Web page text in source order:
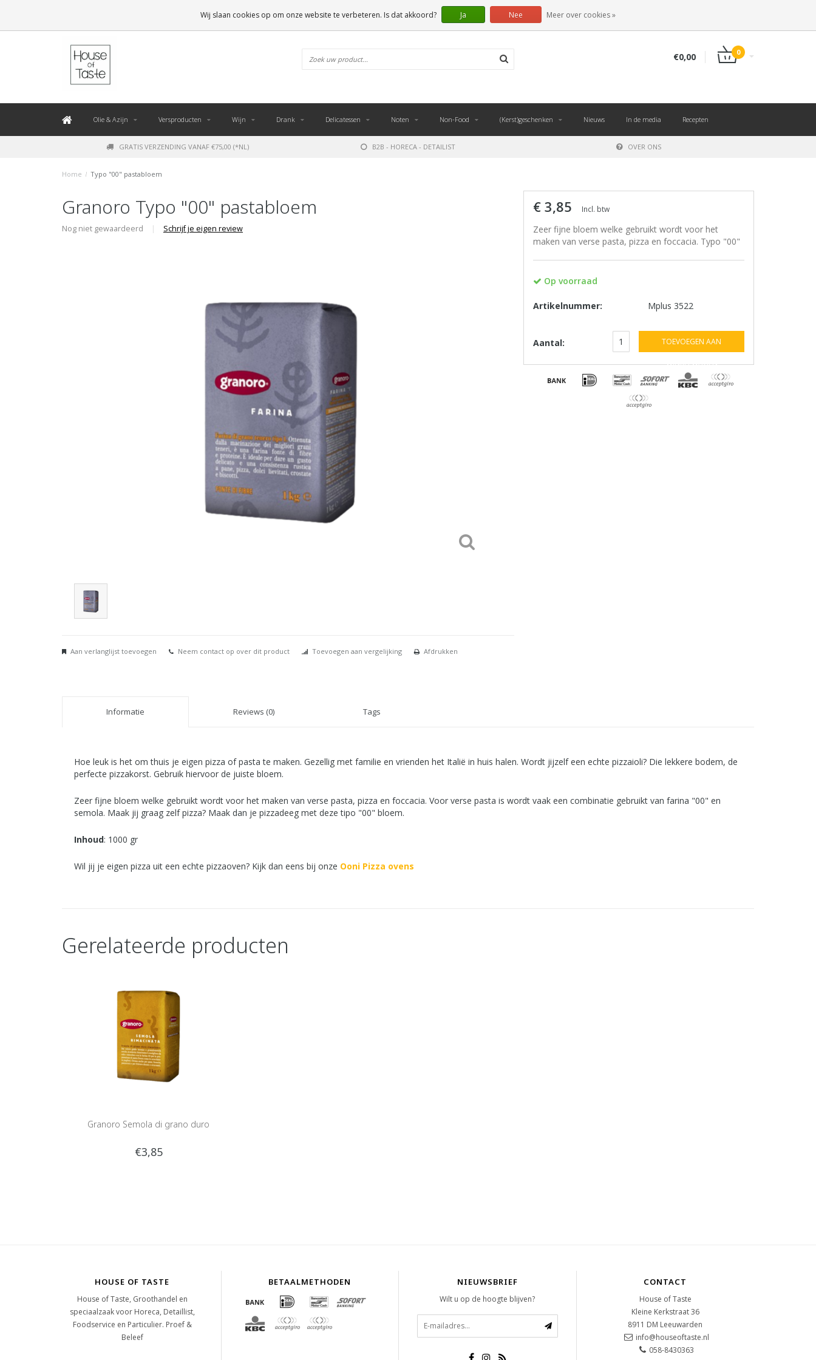
NL
€0,00 0
Olie & Azijn Versproducten Wijn Drank Delicatessen Noten Non-Food (Kerst)geschenken Nieuws In de media Recepten
GRATIS VERZENDING VANAF €75,00 (*NL) B2B - HORECA - DETAILIST OVER ONS
Home / Typo "00" pastabloem
Granoro Typo "00" pastabloem
Nog niet gewaardeerd | Schrijf je eigen review
Aan verlanglijst toevoegen Neem contact op over dit product Toevoegen aan vergelijking Afdrukken
€ 3,85 Incl. btw
Zeer fijne bloem welke gebruikt wordt voor het
maken van verse pasta, pizza en foccacia. Typo "00"
Op voorraad
Artikelnummer: Mplus 3522
Aantal: TOEVOEGEN AAN
WINKELWAGEN
Informatie Reviews (0) Tags
Hoe leuk is het om thuis je eigen pizza of pasta te maken. Gezellig met familie en vrienden het Italië in huis halen. Wordt jijzelf een echte pizzaioli? Die lekkere bodem, de
perfecte pizzakorst. Gebruik hiervoor de juiste bloem.
Zeer fijne bloem welke gebruikt wordt voor het maken van verse pasta, pizza en foccacia. Voor verse pasta is wordt vaak een combinatie gebruikt van farina "00" en
semola. Maak jij graag zelf pizza? Maak dan je pizzadeeg met deze tipo "00" bloem.
Inhoud: 1000 gr
Wil jij je eigen pizza uit een echte pizzaoven? Kijk dan eens bij onze Ooni Pizza ovens
Gerelateerde producten
Granoro Semola di grano duro
€3,85
HOUSE OF TASTE
House of Taste, Groothandel en
speciaalzaak voor Horeca, Detaillist,
Foodservice en Particulier. Proef &
Beleef
BETAALMETHODEN NIEUWSBRIEF
Wilt u op de hoogte blijven?
CONTACT
House of Taste
Kleine Kerkstraat 36
8911 DM Leeuwarden
info@houseoftaste.nl
058-8430363
Wij slaan cookies op om onze website te verbeteren. Is dat akkoord? Ja Nee Meer over cookies »